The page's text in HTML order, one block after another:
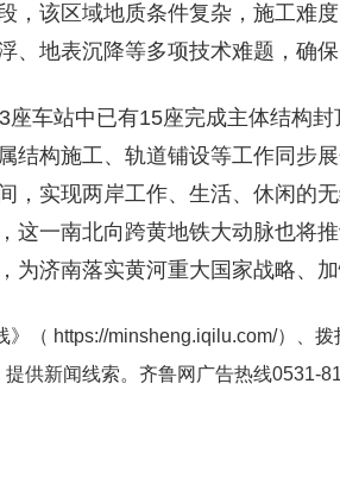
，该区域地质条件复杂，施工难
、地表沉降等多项技术难题，确保
座车站中已有15座完成主体结构
结构施工、轨道铺设等工作同步
，实现两岸工作、生活、休闲的
这一南北向跨黄地铁大动脉也将
为济南落实黄河重大国家战略、
》（ https://minsheng.iqilu.com/）、拨
提供新闻线索。齐鲁网广告热线0531-